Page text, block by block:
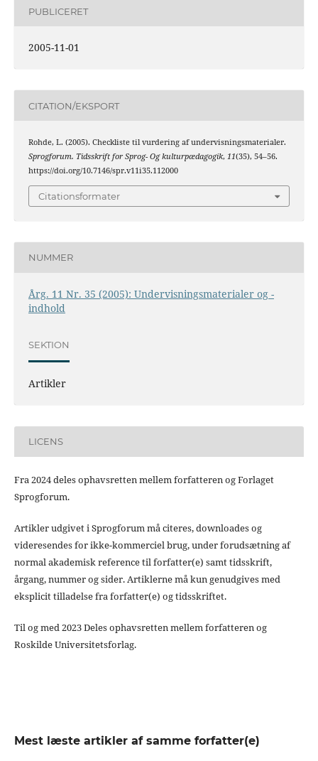
PUBLICERET
2005-11-01
CITATION/EKSPORT
Rohde, L. (2005). Checkliste til vurdering af undervisningsmaterialer.
Sprogforum. Tidsskrift for Sprog- Og kulturpædagogik, 11(35), 54–56.
https://doi.org/10.7146/spr.v11i35.112000
Citationsformater
NUMMER
Årg. 11 Nr. 35 (2005): Undervisningsmaterialer og -
indhold
SEKTION
Artikler
LICENS
Fra 2024 deles ophavsretten mellem forfatteren og Forlaget
Sprogforum.
Artikler udgivet i Sprogforum må citeres, downloades og
videresendes for ikke-kommerciel brug, under forudsætning af
normal akademisk reference til forfatter(e) samt tidsskrift,
årgang, nummer og sider. Artiklerne må kun genudgives med
eksplicit tilladelse fra forfatter(e) og tidsskriftet.
Til og med 2023 Deles ophavsretten mellem forfatteren og
Roskilde Universitetsforlag.
Mest læste artikler af samme forfatter(e)